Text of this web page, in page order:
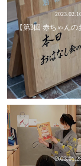
【第3回 赤ちゃんの